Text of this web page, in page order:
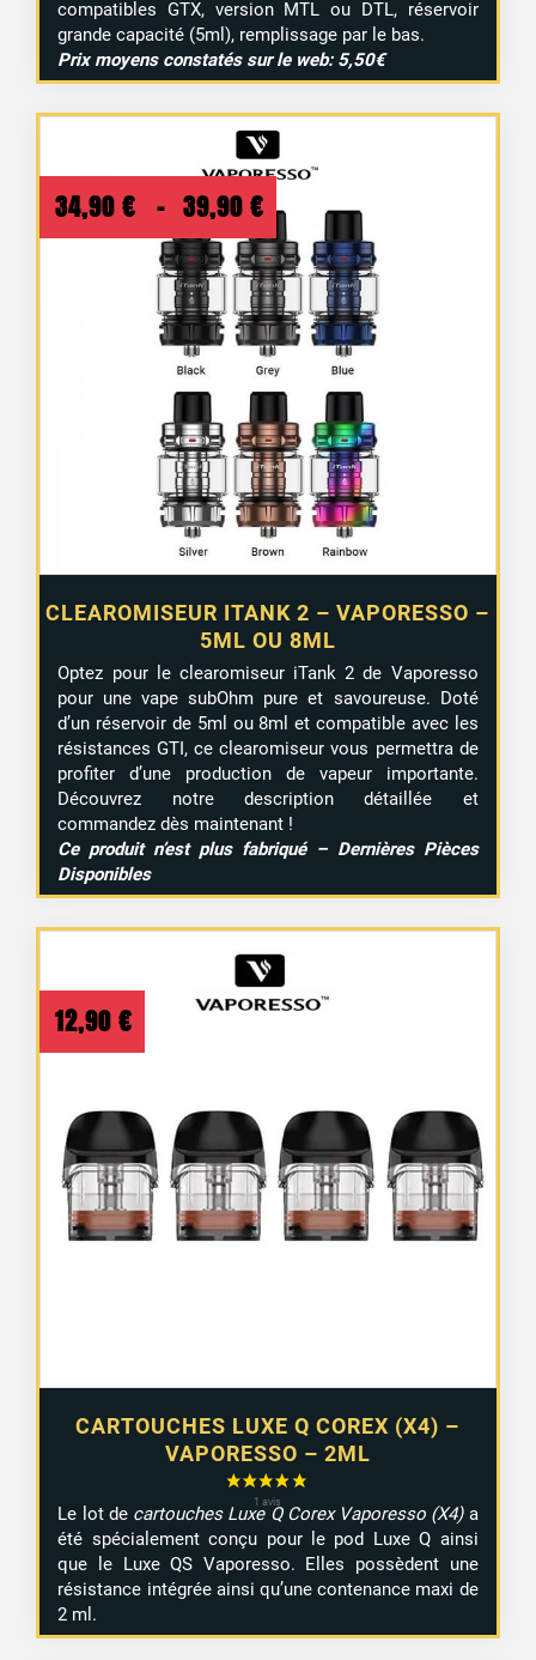
5 avis
compatibles GTX, version MTL ou DTL, réservoir
grande capacité (5ml), remplissage par le bas.
Prix moyens constatés sur le web: 5,50€
CLEAROMISEUR ITANK 2 – VAPORESSO –
5ML OU 8ML
34,90 € – 39,90 € Plage
de
prix :
34,90 €
à
39,90 €
Optez pour le clearomiseur iTank 2 de Vaporesso
pour une vape subOhm pure et savoureuse. Doté
d’un réservoir de 5ml ou 8ml et compatible avec les
résistances GTI, ce clearomiseur vous permettra de
profiter d’une production de vapeur importante.
Découvrez notre description détaillée et
commandez dès maintenant !
Ce produit n’est plus fabriqué – Dernières Pièces
Disponibles
CARTOUCHES LUXE Q COREX (X4) –
VAPORESSO – 2ML
12,90 €
Le lot de cartouches Luxe Q Corex Vaporesso (X4)a
été spécialement conçu pour le pod Luxe Q ainsi
que le Luxe QS Vaporesso. Elles possèdent une
résistance intégrée ainsi qu’une contenance maxi de
2 ml.